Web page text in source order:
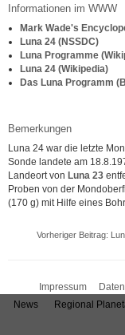
Informationen im WWW
Mark Wade's
Luna 24 (NSSDC)
Luna Programme
Luna 24 (Wikipedia)
Das Luna Programm
Bemerkungen
Luna 24 war die letzte
Sonde landete am
Landeort von Luna 23
Proben von der
(170 g) mit Hilfe eines
Vorheriger Beitrag:
Impressum
News
Regional